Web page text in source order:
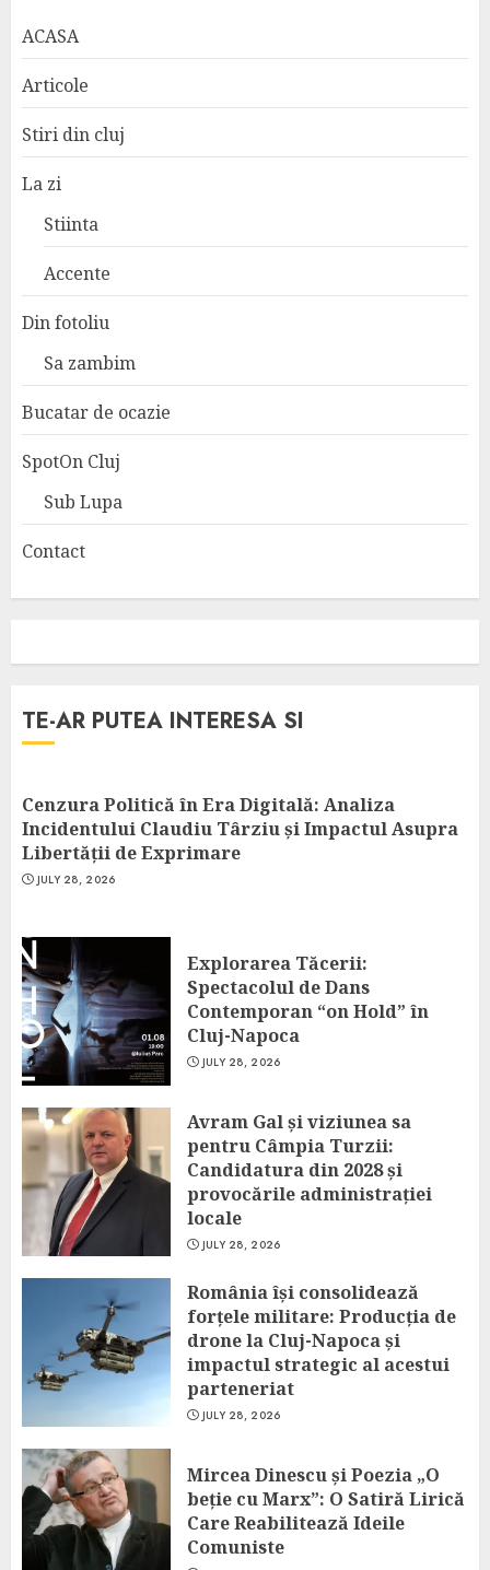
ACASA
Articole
Stiri din cluj
La zi
Stiinta
Accente
Din fotoliu
Sa zambim
Bucatar de ocazie
SpotOn Cluj
Sub Lupa
Contact
TE-AR PUTEA INTERESA SI
Cenzura Politică în Era Digitală: Analiza
Incidentului Claudiu Târziu și Impactul Asupra
Libertății de Exprimare
JULY 28, 2026
Explorarea Tăcerii:
Spectacolul de Dans
Contemporan “on Hold” în
Cluj-Napoca
JULY 28, 2026
Avram Gal și viziunea sa
pentru Câmpia Turzii:
Candidatura din 2028 și
provocările administrației
locale
JULY 28, 2026
România își consolidează
forțele militare: Producția de
drone la Cluj-Napoca și
impactul strategic al acestui
parteneriat
JULY 28, 2026
Mircea Dinescu și Poezia „O
beție cu Marx”: O Satiră Lirică
Care Reabilitează Ideile
Comuniste